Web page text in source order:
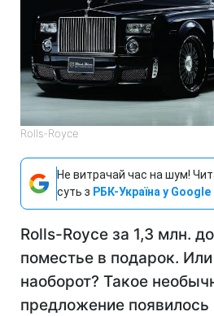
Rolls-Royce
Не витрачай час на шум!
суть з РБК-Україна у Google
Rolls-Royce за 1,3 млн.
поместье в подарок.
наоборот? Такое
предложение появилось